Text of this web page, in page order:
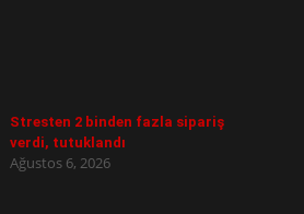
Stresten 2 binden fazla sipariş
verdi, tutuklandı
Ağustos 6, 2026